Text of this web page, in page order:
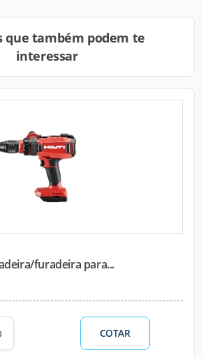
que também podem te
interessar
furadeira para...
COTAR